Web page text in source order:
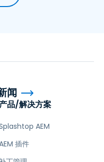
品/解决方案
AEM
插件
闻